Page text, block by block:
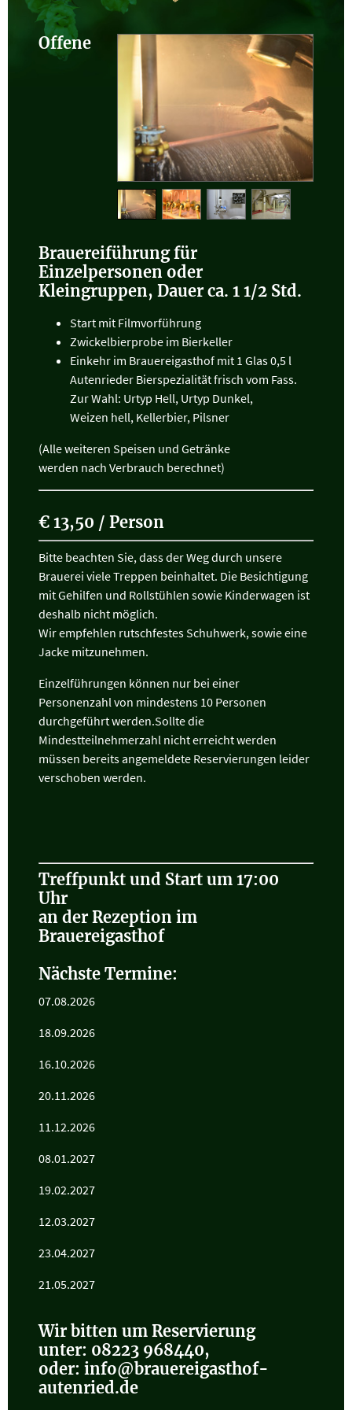
Offene
Brauereiführung für
Einzelpersonen oder
Kleingruppen, Dauer ca. 1 1/2 Std.
Start mit Filmvorführung
Zwickelbierprobe im Bierkeller
Einkehr im Brauereigasthof mit 1 Glas 0,5 l
Autenrieder Bierspezialität frisch vom Fass.
Zur Wahl: Urtyp Hell, Urtyp Dunkel,
Weizen hell, Kellerbier, Pilsner
(Alle weiteren Speisen und Getränke
werden nach Verbrauch berechnet)
€ 13,50 / Person
Bitte beachten Sie, dass der Weg durch unsere
Brauerei viele Treppen beinhaltet. Die Besichtigung
mit Gehilfen und Rollstühlen sowie Kinderwagen ist
deshalb nicht möglich.
Wir empfehlen rutschfestes Schuhwerk, sowie eine
Jacke mitzunehmen.
Einzelführungen können nur bei einer
Personenzahl von mindestens 10 Personen
durchgeführt werden.Sollte die
Mindestteilnehmerzahl nicht erreicht werden
müssen bereits angemeldete Reservierungen leider
verschoben werden.
Treffpunkt und Start um 17:00
Uhr
an der Rezeption im
Brauereigasthof
Nächste Termine:
07.08.2026
18.09.2026
16.10.2026
20.11.2026
11.12.2026
08.01.2027
19.02.2027
12.03.2027
23.04.2027
21.05.2027
Wir bitten um Reservierung
unter: 08223 968440,
oder: info@brauereigasthof-
autenried.de